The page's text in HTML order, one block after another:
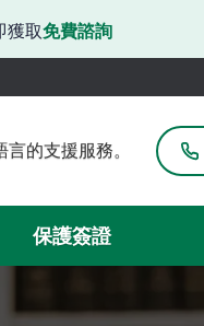
獲取免費諮詢
的支援服務。
文服務。
西班牙語服務。
。
保護簽證